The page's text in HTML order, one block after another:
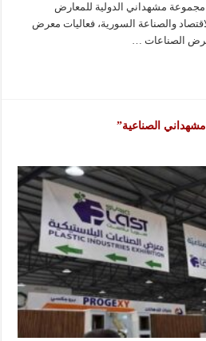
مشهداني الدولية للمعارض
والصناعة السورية، فعاليات معرض
الصناعات …
الصناعية”